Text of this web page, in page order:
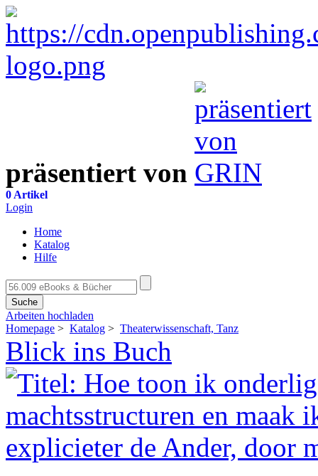
präsentiert von
0 Artikel
Login
Home
Katalog
Hilfe
Suche
Arbeiten hochladen
Homepage > Katalog > Theaterwissenschaft, Tanz
Blick ins Buch